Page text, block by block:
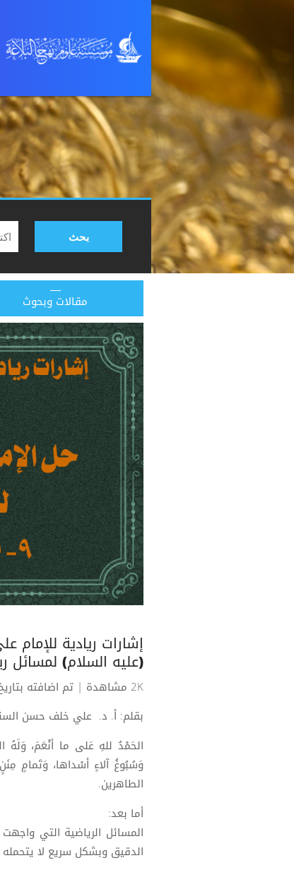
بحث
مقالات وبحوث
إشارات ريادية للإمام
(عليه السلام) لمسائل رياضية 9- مسألة
2K مشاهدة
| تم اضافته بتاريخ 17-12-
بقلم: أ. د. علي خلف حسن
الحَمْدُ للهِ عَلى ما أنْعَمَ، وَلَهُ
وَسُبُوغُ آلاءٍ أسْداها، وَتَمامٍ
الطاهرين.
أما بعد:
المسائل الرياضية التي
الدقيق وبشكل سريع لا يتحمله